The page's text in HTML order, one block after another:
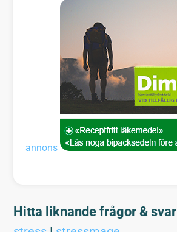
annons
Hitta liknande frågor & svar